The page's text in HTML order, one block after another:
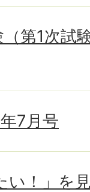
第1次試
7月号
い！」を